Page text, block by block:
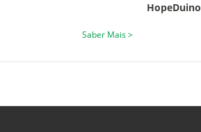
Saber Mais >
HopeDuino